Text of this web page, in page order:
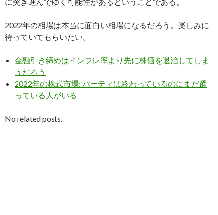
に突き進んでゆく可能性があるということである。
2022年の相場は本当に面白い相場になるだろう。楽しみに
待っていてもらいたい。
金融引き締めはインフレ率より先に株価を退治してしま
うだろう
2022年の株式市場: パーティは終わっているのにまだ踊
っている人がいる
No related posts.